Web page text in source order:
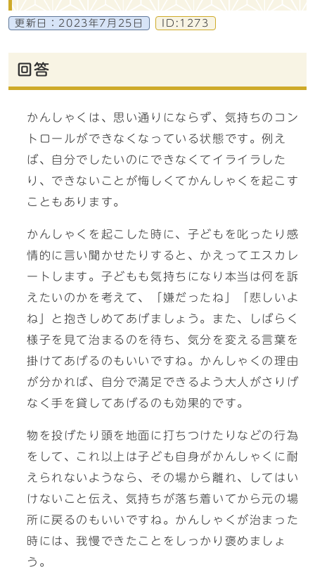
更新日： 2023年7月25日 ID:1273
回答
かんしゃくは、思い通りにならず、気持ちのコン
トロールができなくなっている状態です。例え
ば、自分でしたいのにできなくてイライラした
り、できないことが悔しくてかんしゃくを起こす
こともあります。
かんしゃくを起こした時に、子どもを叱ったり感
情的に言い聞かせたりすると、かえってエスカレ
ートします。子どもも気持ちになり本当は何を訴
えたいのかを考えて、「嫌だったね」「悲しいよ
ね」と抱きしめてあげましょう。また、しばらく
様子を見て治まるのを待ち、気分を変える言葉を
掛けてあげるのもいいですね。かんしゃくの理由
が分かれば、自分で満足できるよう大人がさりげ
なく手を貸してあげるのも効果的です。
物を投げたり頭を地面に打ちつけたりなどの行為
をして、これ以上は子ども自身がかんしゃくに耐
えられないようなら、その場から離れ、してはい
けないこと伝え、気持ちが落ち着いてから元の場
所に戻るのもいいですね。かんしゃくが治まった
時には、我慢できたことをしっかり褒めましょ
う。